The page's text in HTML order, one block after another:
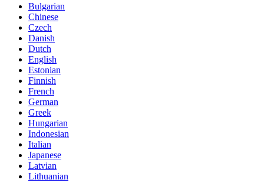
Bulgarian
Chinese
Czech
Danish
Dutch
English
Estonian
Finnish
French
German
Greek
Hungarian
Indonesian
Italian
Japanese
Latvian
Lithuanian